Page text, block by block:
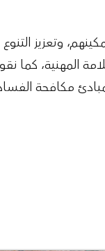
وتعزيز التنوع
المهنية، كما
مكافحة